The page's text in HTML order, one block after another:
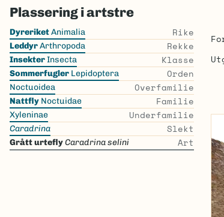
Plassering i artstre
Skip
the
list
DyreriketAnimalia Rike
LeddyrArthropoda Rekke
InsekterInsecta Klasse
Sommerfugler Lepidoptera Orden
Noctuoidea Overfamilie
Nattfly Noctuidae Familie
Xyleninae Underfamilie
Caradrina Slekt
Grått urteflyCaradrina selini Art